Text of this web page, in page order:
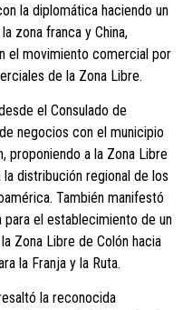
la diplomática haciendo un
zona franca y China,
el movimiento comercial por
de la Zona Libre.
el Consulado de
negocios con el municipio
proponiendo a la Zona Libre
distribución regional de los
También manifestó
para el establecimiento de un
Zona Libre de Colón hacia
la Franja y la Ruta.
la reconocida